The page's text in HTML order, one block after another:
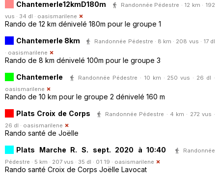
Chantemerle12kmD180m
Randonnée Pédestre · 12 km · 192
vus · 34 dl · oasismarilene
Rando de 12 km dénivelé 180m pour le groupe 1
Chantemerle 8km
Randonnée Pédestre · 8 km · 208 vus · 17 dl
· oasismarilene
Rando de 8 km dénivelé 100m pour le groupe 3
Chantemerle
Randonnée Pédestre · 10 km · 250 vus · 26 dl ·
oasismarilene
Rando de 10 km pour le groupe 2 dénivelé 160 m
Plats Croix de Corps
Randonnée Pédestre · 4 km · 272 vus ·
26 dl · oasismarilene
Rando santé de Joëlle
Plats Marche R. S. sept. 2020 à 10:40
Randonnée
Pédestre · 5 km · 207 vus · 35 dl · 01:19 · oasismarilene
Rando santé Croix de Corps Joëlle Lavocat